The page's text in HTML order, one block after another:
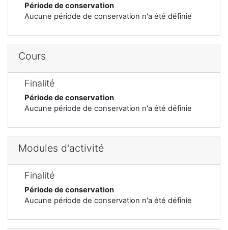
Période de conservation
Aucune période de conservation n'a été définie
Cours
Finalité
Période de conservation
Aucune période de conservation n'a été définie
Modules d'activité
Finalité
Période de conservation
Aucune période de conservation n'a été définie